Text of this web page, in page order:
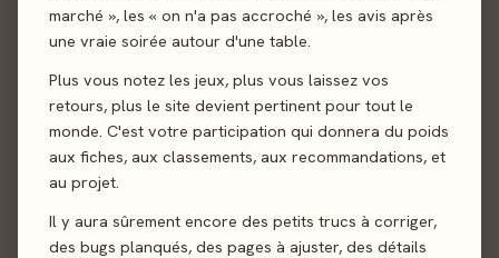
marché », les « on n'a pas accroché », les avis après
une vraie soirée autour d'une table.
Plus vous notez les jeux, plus vous laissez vos
retours, plus le site devient pertinent pour tout le
monde. C'est votre participation qui donnera du poids
aux fiches, aux classements, aux recommandations, et
au projet.
Il y aura sûrement encore des petits trucs à corriger,
des bugs planqués, des pages à ajuster, des détails
#5 Babioles
Lucky Duck Games · 2-6 j · 2026 100
#6
Back Stories -
L'embrasement
La Boîte de Jeu · 1-6 j · 2026
100
#7 Lucky Duck Games · 1-4 j · 2026 100